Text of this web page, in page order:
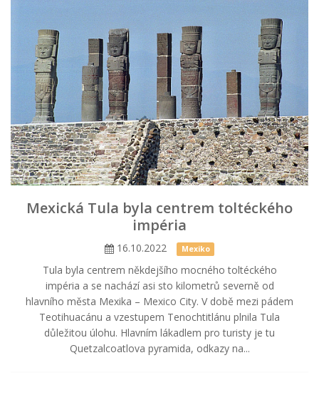
Mexická Tula byla centrem toltéckého
impéria
16.10.2022 Mexiko
Tula byla centrem někdejšího mocného toltéckého
impéria a se nachází asi sto kilometrů severně od
hlavního města Mexika – Mexico City. V době mezi pádem
Teotihuacánu a vzestupem Tenochtitlánu plnila Tula
důležitou úlohu. Hlavním lákadlem pro turisty je tu
Quetzalcoatlova pyramida, odkazy na...